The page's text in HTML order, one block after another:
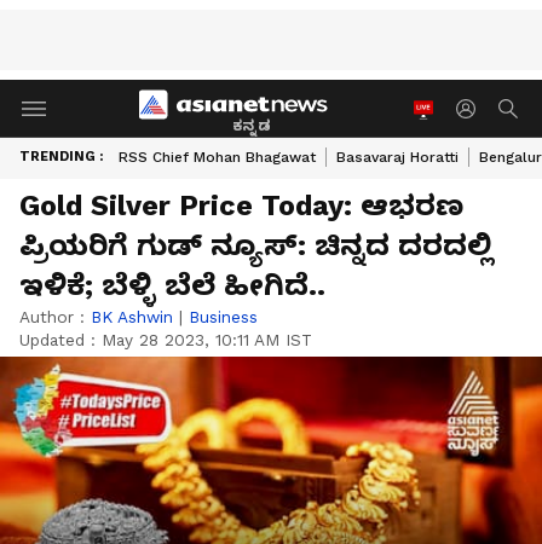
ಕನ್ನಡ
TRENDING : RSS Chief Mohan Bhagawat Basavaraj Horatti
Gold Silver Price Today: ಆಭರಣ
ಪ್ರಿಯರಿಗೆ ಗುಡ್‌ ನ್ಯೂಸ್‌: ಚಿನ್ನದ ದರದಲ್ಲಿ
ಇಳಿಕೆ; ಬೆಳ್ಳಿ ಬೆಲೆ ಹೀಗಿದೆ..
Author : BK Ashwin | Business
Updated : May 28 2023, 10:11 AM IST